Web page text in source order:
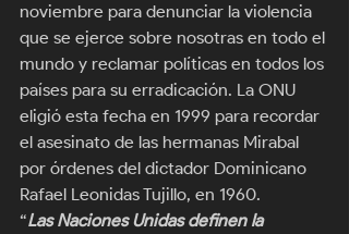
noviembre para denunciar la violencia
que se ejerce sobre nosotras en todo el
mundo y reclamar políticas en todos los
países para su erradicación. La ONU
eligió esta fecha en 1999 para recordar
el asesinato de las hermanas Mirabal
por órdenes del dictador Dominicano
Rafael Leonidas Tujillo, en 1960.
“Las Naciones Unidas definen la